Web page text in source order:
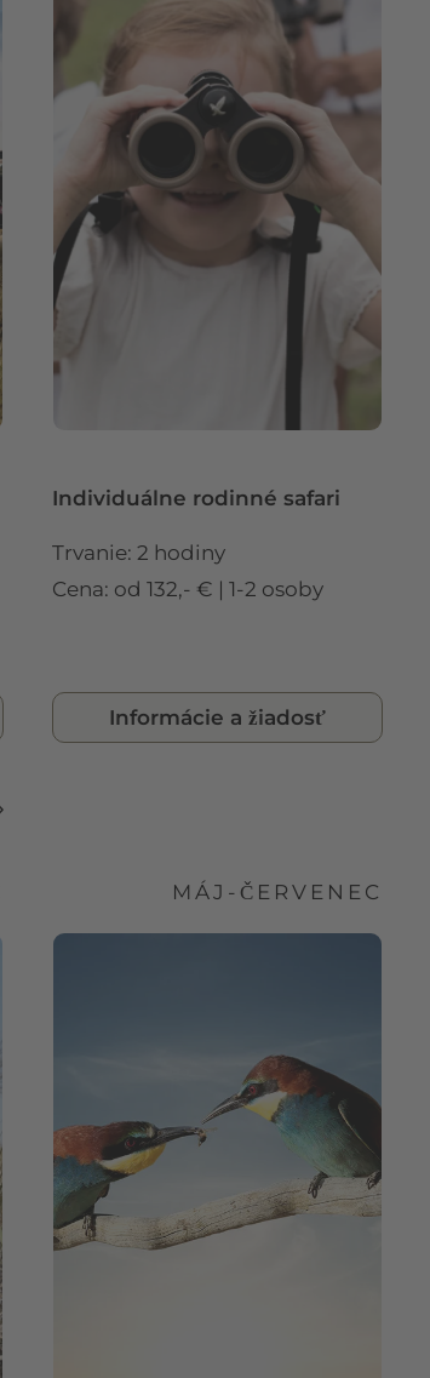
Individuálne rodinné safari
Trvanie: 2 hodiny
Cena: od 132,- € | 1-2 osoby
Informácie a žiadosť
MÁJ-ČERVENEC